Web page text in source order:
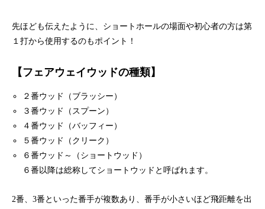
先ほども伝えたように、ショートホールの場面や初心者の方は第
１打から使用するのもポイント！
【 フェアウェイウッドの種類】
２番ウッド（ブラッシー）
３番ウッド（スプーン）
４番ウッド（バッフィー）
５番ウッド（クリーク）
６番ウッド～（ショートウッド）
６番以降は総称してショートウッドと呼ばれます。
2番、3番といった番手が複数あり、番手が小さいほど飛距離を出